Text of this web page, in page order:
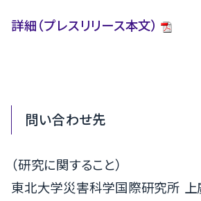
詳細（プレスリリース本文）
問い合わせ先
（研究に関すること）
東北大学災害科学国際研究所